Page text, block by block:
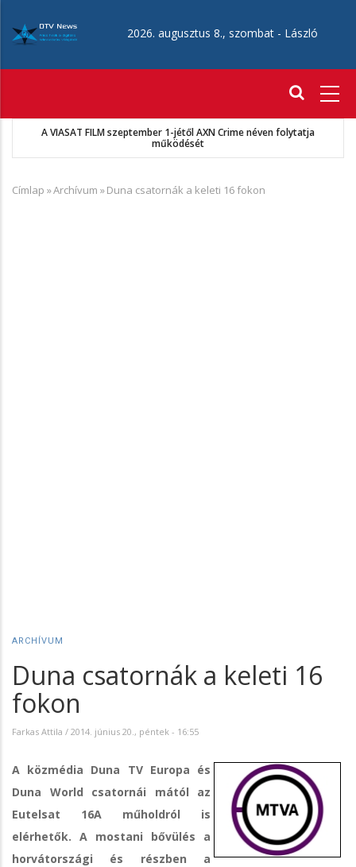
tartalomra
2026. augusztus 8., szombat - László
A VIASAT FILM szeptember 1-jétől AXN Crime néven folytatja
működését
Morzsa
Címlap »Archívum »Duna csatornák a keleti 16 fokon
ARCHÍVUM
Duna csatornák a keleti 16
fokon
Farkas Attila / 2014. június 20., péntek - 16:55
A közmédia Duna TV Europa és
Duna World csatornái mától az
Eutelsat 16A műholdról is
elérhetők. A mostani bővülés a
horvátországi és részben a